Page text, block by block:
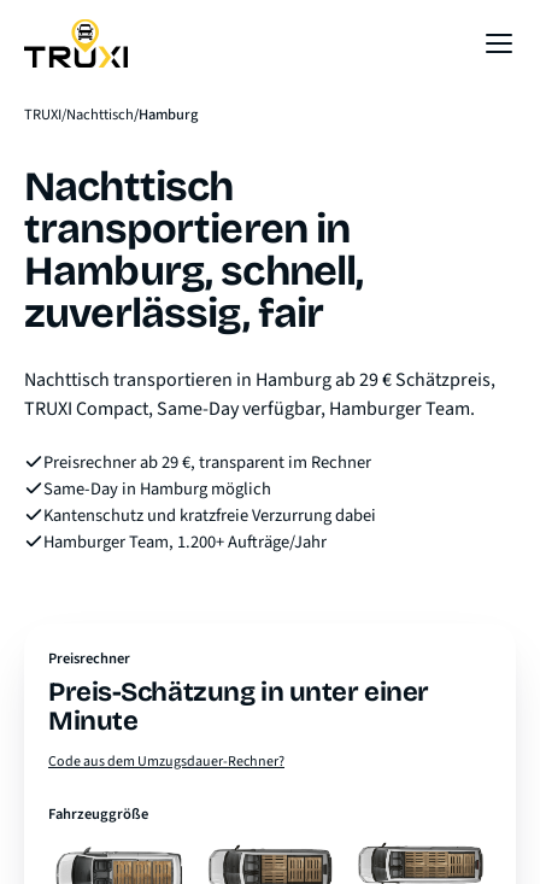
TRUXI Nachttisch Hamburg
Nachttisch
transportieren in
Hamburg, schnell,
zuverlässig, fair
Nachttisch transportieren in Hamburg ab 29 € Schätzpreis,
TRUXI Compact, Same-Day verfügbar, Hamburger Team.
Preisrechner ab 29 €, transparent im Rechner
Same-Day in Hamburg möglich
Kantenschutz und kratzfreie Verzurrung dabei
Hamburger Team, 1.200+ Aufträge/Jahr
Preisrechner
Preis-Schätzung in unter einer
Minute
Code aus dem Umzugsdauer-Rechner?
Fahrzeuggröße